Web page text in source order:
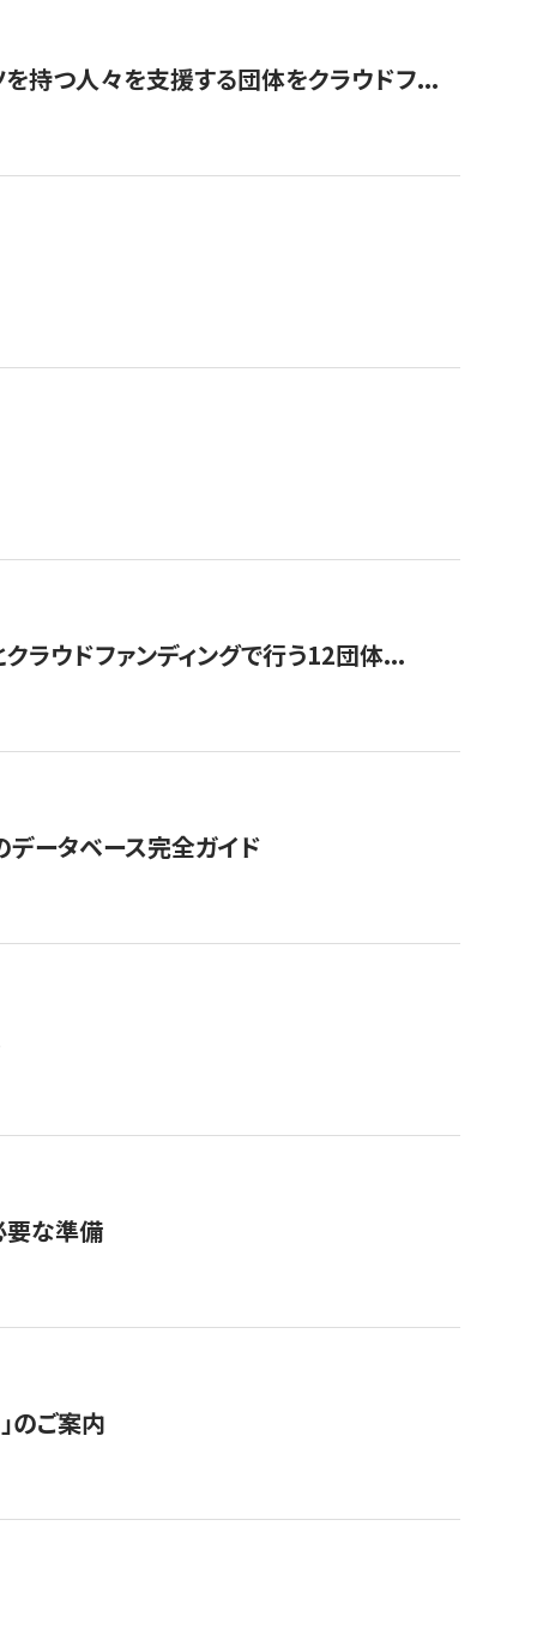
持つ人々を支援する団体をクラウドフ...
クラウドファンディングで行う12団体...
ータベース完全ガイド
要な準備
のご案内